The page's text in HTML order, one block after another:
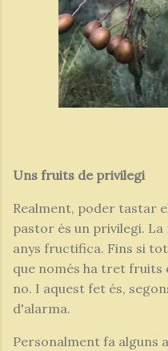
Uns fruits de privilegi
Realment, poder tastar
pastor és un privilegi.
anys fructifica. Fins si
que només ha tret fruits
no. I aquest fet és,
d'alarma.
Personalment fa alguns